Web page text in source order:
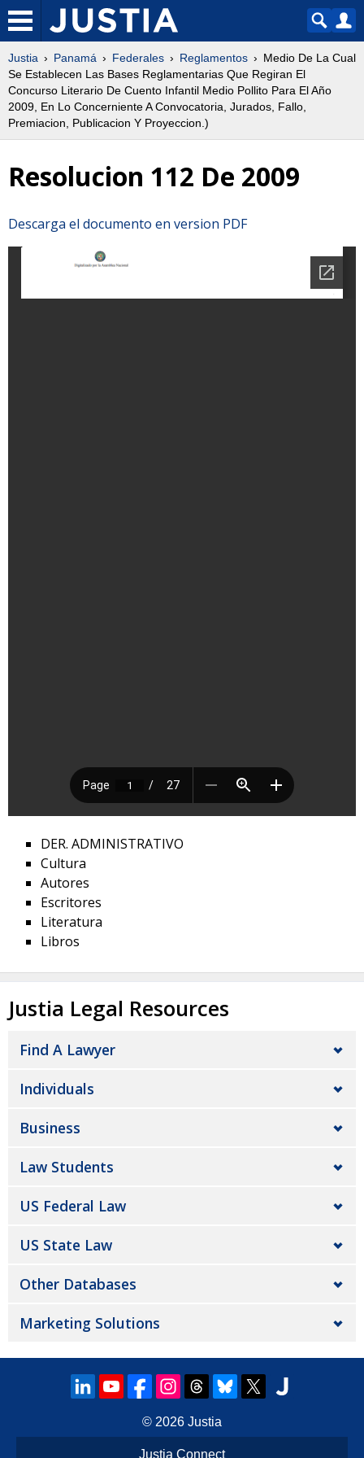
Justia Panamá Federales Reglamentos
Medio De La Cual
Se Establecen Las Bases Reglamentarias Que Regiran El
Concurso Literario De Cuento Infantil Medio Pollito Para El Año
2009, En Lo Concerniente A Convocatoria, Jurados, Fallo,
Premiacion, Publicacion Y Proyeccion.)
Resolucion 112 De 2009
Descarga el documento en version PDF
DER. ADMINISTRATIVO
Cultura
Autores
Escritores
Literatura
Libros
Justia Legal Resources
Find A Lawyer
Individuals
Business
Law Students
US Federal Law
US State Law
Other Databases
Marketing Solutions
© 2026 Justia
Justia Connect